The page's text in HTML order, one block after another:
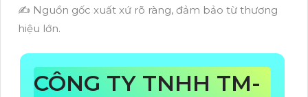
✍️ Nguồn gốc xuất xứ rõ ràng, đảm bảo từ thương
hiệu lớn.
CÔNG TY TNHH TM-